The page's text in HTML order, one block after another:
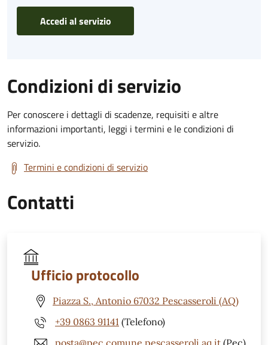
Accedi al servizio
Condizioni di servizio
Per conoscere i dettagli di scadenze, requisiti e altre
informazioni importanti, leggi i termini e le condizioni di
servizio.
Termini e condizioni di servizio
Contatti
Ufficio protocollo
Piazza S., Antonio 67032 Pescasseroli (AQ)
+39 0863 91141 (Telefono)